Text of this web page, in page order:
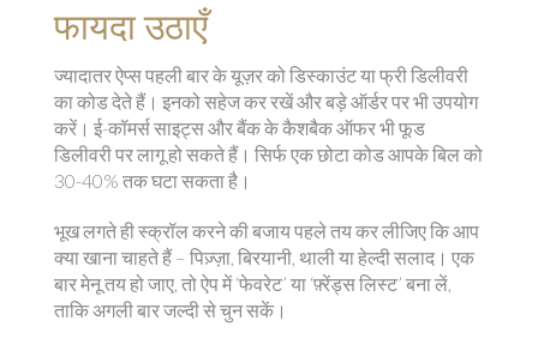
फायदा उठाएँ
ज्यादातर ऐप्स पहली बार के यूज़र को डिस्काउंट या फ्री डिलीवरी
का कोड देते हैं। इनको सहेज कर रखें और बड़े ऑर्डर पर भी उपयोग
करें। ई-कॉमर्स साइट्स और बैंक के कैशबैक ऑफर भी फूड
डिलीवरी पर लागू हो सकते हैं। सिर्फ एक छोटा कोड आपके बिल को
30-40% तक घटा सकता है।
भूख लगते ही स्क्रॉल करने की बजाय पहले तय कर लीजिए कि आप
क्या खाना चाहते हैं – पिज़्ज़ा, बिरयानी, थाली या हेल्दी सलाद। एक
बार मेनू तय हो जाए, तो ऐप में ‘फेवरेट’ या ‘फ़्रेंड्स लिस्ट’ बना लें,
ताकि अगली बार जल्दी से चुन सकें।